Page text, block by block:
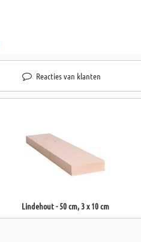
Reacties van klanten
Lindehout - 50 cm, 3 x 10 cm